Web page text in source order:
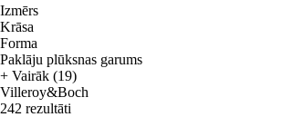
Izmērs
Krāsa
Forma
Paklāju plūksnas garums
+ Vairāk (19)
Villeroy&Boch
242 rezultāti